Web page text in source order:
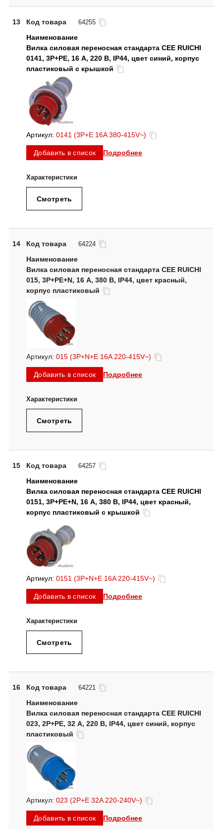
13 Код товара 64255
Вилка силовая переносная стандарта CEE RUICHI
0141, 3Р+PE, 16 А, 220 В, IP44, цвет синий, корпус
пластиковый с крышкой
Артикул: 0141 (3P+E 16A 380-415V~)
Добавить в список Подробнее
Смотреть
14 Код товара 64224
Вилка силовая переносная стандарта CEE RUICHI
015, 3Р+PЕ+N, 16 А, 380 В, IP44, цвет красный,
корпус пластиковый
Артикул: 015 (3P+N+E 16A 220-415V~)
Добавить в список Подробнее
Смотреть
15 Код товара 64257
Вилка силовая переносная стандарта CEE RUICHI
0151, 3Р+PЕ+N, 16 А, 380 В, IP44, цвет красный,
корпус пластиковый с крышкой
Артикул: 0151 (3P+N+E 16A 220-415V~)
Добавить в список Подробнее
Смотреть
16 Код товара 64221
Вилка силовая переносная стандарта CEE RUICHI
023, 2Р+PЕ, 32 А, 220 В, IP44, цвет синий, корпус
пластиковый
Артикул: 023 (2P+E 32A 220-240V~)
Добавить в список Подробнее